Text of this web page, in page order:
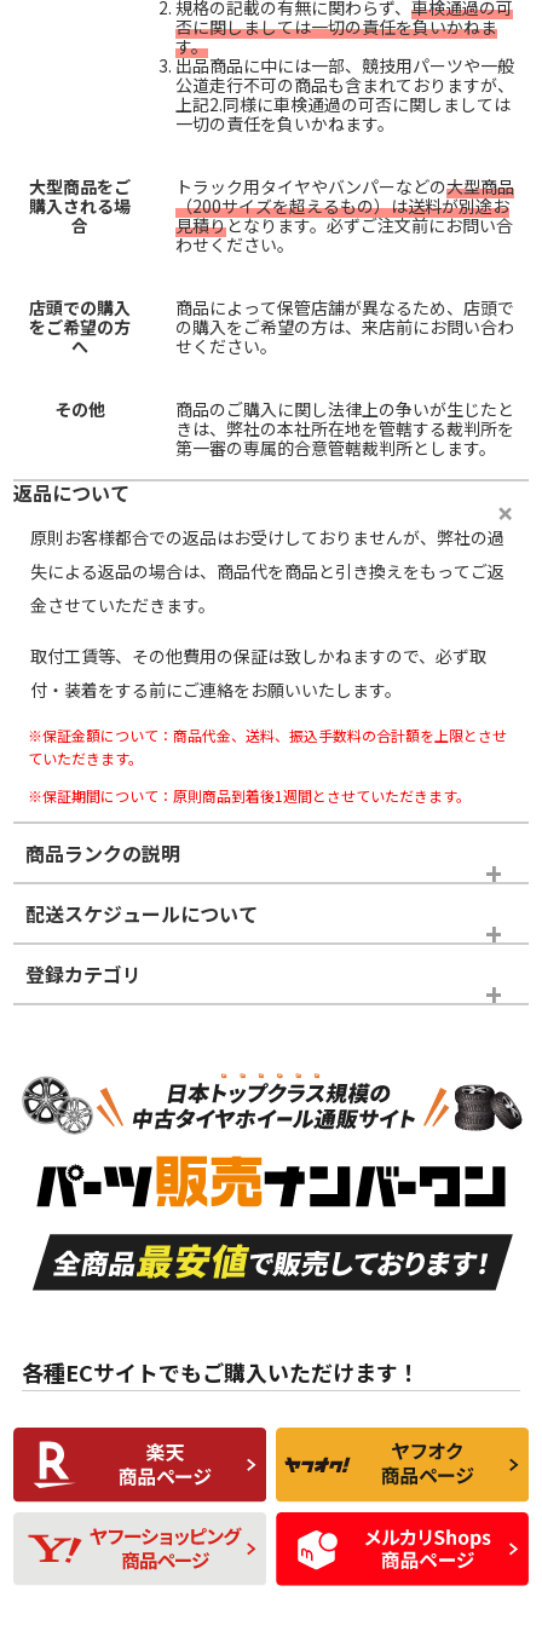
規格の記載の有無に関わらず、 車検通過の可
否に関しましては一切の責任を負いかねま
す。
出品商品に中には一部、競技用パーツや一般
公道走行不可の商品も含まれておりますが、
上記2.同様に車検通過の可否に関しましては
一切の責任を負いかねます。
大型商品をご
購入される場
合
トラック用タイヤやバンパーなどの大型商品
（200サイズを超えるもの）は送料が別途お
見積りとなります。必ずご注文前にお問い合
わせください。
店頭での購入
をご希望の方
へ
商品によって保管店舗が異なるため、店頭で
の購入をご希望の方は、来店前にお問い合わ
せください。
その他
商品のご購入に関し法律上の争いが生じたと
きは、弊社の本社所在地を管轄する裁判所を
第一審の専属的合意管轄裁判所とします。
返品について
原則お客様都合での返品はお受けしておりませんが、弊社の過
失による返品の場合は、商品代を商品と引き換えをもってご返
金させていただきます。
取付工賃等、その他費用の保証は致しかねますので、必ず取
付・装着をする前にご連絡をお願いいたします。
※保証金額について：商品代金、送料、振込手数料の合計額を上限とさせ
ていただきます。
※保証期間について：原則商品到着後1週間とさせていただきます。
商品ランクの説明
※商品ランクは出品者の主観により判断しておりますので、あら
かじめご了承ください。
ホイールランク
S
品）
S
新車外し品（新古
付き
A
走行距離も少なく、
目立つ傷もほとんど
ない中古品
A
走行距離も少なく、
非常に状態の良い中
古品
な中古品
んどない中古品
C
使用感や傷があり、
比較的きれいな中古
品
C
偏磨耗・劣化は感じ
られるが、使用に問
題のない中古品
D
使用感や目立つ傷が
あり、一般的な中古
品
D
残り溝も少なく、偏
磨耗がみられ、短期
間使用できるくらい
の中古品
配送スケジュールについて
登録カテゴリ
スタッドレスタイヤのみ
各種ECサイトでもご購入いただけます！